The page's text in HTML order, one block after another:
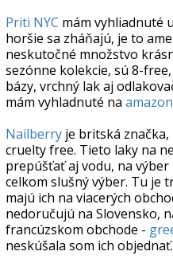
Priti NYC mám vyhliadnuté
horšie sa zháňajú, je to
neskutočné množstvo
sezónne kolekcie, sú 8-
bázy, vrchný lak aj
mám vyhladnuté na
Nailberry je britská
cruelty free. Tieto laky na
prepúšťať aj vodu, na
celkom slušný výber. Tu je
majú ich na viacerých
nedoručujú na Slovensko,
francúzskom obchode -
neskúšala som ich objednať.